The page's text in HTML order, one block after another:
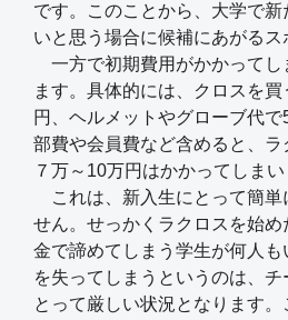
です。このことから、大学で
いと思う場合に候補にあがるス
一方で初期費用がかかってし
ます。具体的には、クロスを
円、ヘルメットやグローブ代
部費や会員費など含めると、
７万～10万円はかかってしまい
これは、新入生にとって簡単
せん。せっかくラクロスを始
金で諦めてしまう学生が何人
を失ってしまうというのは、
とって厳しい状況となります